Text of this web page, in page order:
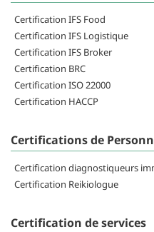
Certification IFS Food
Certification IFS Logistique
Certification IFS Broker
Certification BRC
Certification ISO 22000
Certification HACCP
Certifications de
Certification diagnostiqueurs
Certification Reikiologue
Certification de services